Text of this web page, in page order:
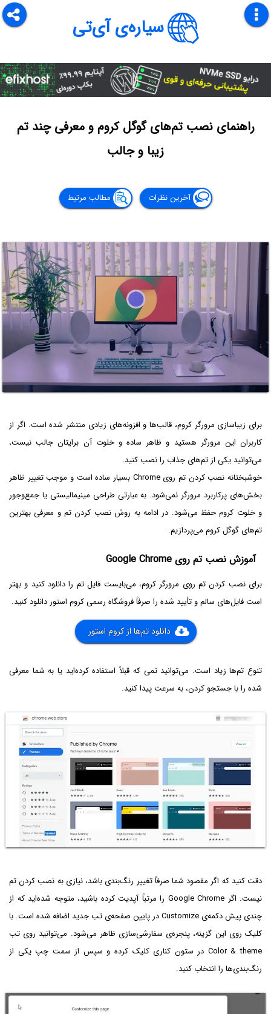
سیاره‌ی آی‌تی
راهنمای نصب تم‌های گوگل کروم و معرفی چند تم
زیبا و جالب
آخرین نظرات مطالب مرتبط
برای زیباسازی مرورگر کروم، قالب‌ها و افزونه‌های زیادی منتشر شده است. اگر از
کاربران این مرورگر هستید و ظاهر ساده و خلوت آن برایتان جالب نیست،
می‌توانید یکی از تم‌های جذاب را نصب کنید.
خوشبختانه نصب کردن تم روی Chrome بسیار ساده است و موجب تغییر ظاهر
بخش‌های پرکاربرد مرورگر نمی‌شود. به عبارتی طراحی مینیمالیستی یا جمع‌وجور
و خلوت کروم حفظ می‌شود. در ادامه به روش نصب کردن تم و معرفی بهترین
تم‌های گوگل کروم می‌پردازیم.
آموزش نصب تم روی Google Chrome
برای نصب کردن تم روی مرورگر کروم، می‌بایست فایل تم را دانلود کنید و بهتر
است فایل‌های سالم و تأیید شده را صرفاً فروشگاه رسمی کروم استور دانلود کنید.
دانلود تم‌ها از کروم استور
تنوع تم‌ها زیاد است. می‌توانید تمی که قبلاً استفاده کرده‌اید یا به شما معرفی
شده را با جستجو کردن، به سرعت پیدا کنید.
دقت کنید که اگر مقصود شما صرفاً تغییر رنگ‌بندی باشد، نیازی به نصب کردن تم
نیست. اگر Google Chrome را مرتباً آپدیت کرده باشید، متوجه شده‌اید که از
چندی پیش دکمه‌ی Customize در پایین صفحه‌ی تب جدید اضافه شده است. با
کلیک روی این گزینه، پنجره‌ی سفارشی‌سازی ظاهر می‌شود. می‌توانید روی تب
Color & theme در ستون کناری کلیک کرده و سپس از سمت چپ یکی از
رنگ‌بندی‌ها را انتخاب کنید.